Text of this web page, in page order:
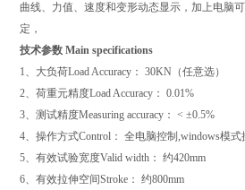
曲线、力值、速度和变形动态显示，加上电脑
定，
技术参数 Main specifications
1、大负荷Load Accuracy： 30KN（任意选）
2、荷重元精度Load Accuracy： 0.01%
3、测试精度Measuring accuracy： < ±0.5%
4、操作方式Control： 全电脑控制,windows模式
5、有效试验宽度Valid width： 约420mm
6、有效拉伸空间Stroke： 约800mm